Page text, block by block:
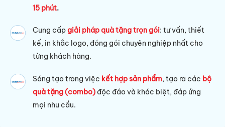
15 phút.
Cung cấpgiải pháp quà tặng trọn gói: tư vấn, thiết
kế, in khắc logo, đóng gói chuyên nghiệp nhất cho
từng khách hàng.
Sáng tạo trong việc kết hợp sản phẩm, tạo ra các bộ
quà tặng (combo) độc đáo và khác biệt, đáp ứng
mọi nhu cầu.